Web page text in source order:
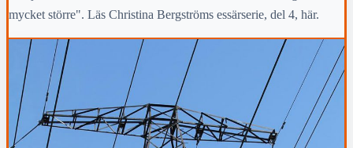
mycket större". Läs Christina Bergströms essärserie, del 4, här.